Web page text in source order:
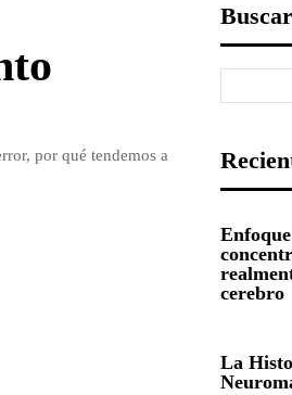
por qué tendemos a
Buscar
cerebro
La